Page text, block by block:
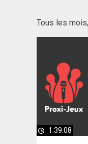
Tous les
1:39:08